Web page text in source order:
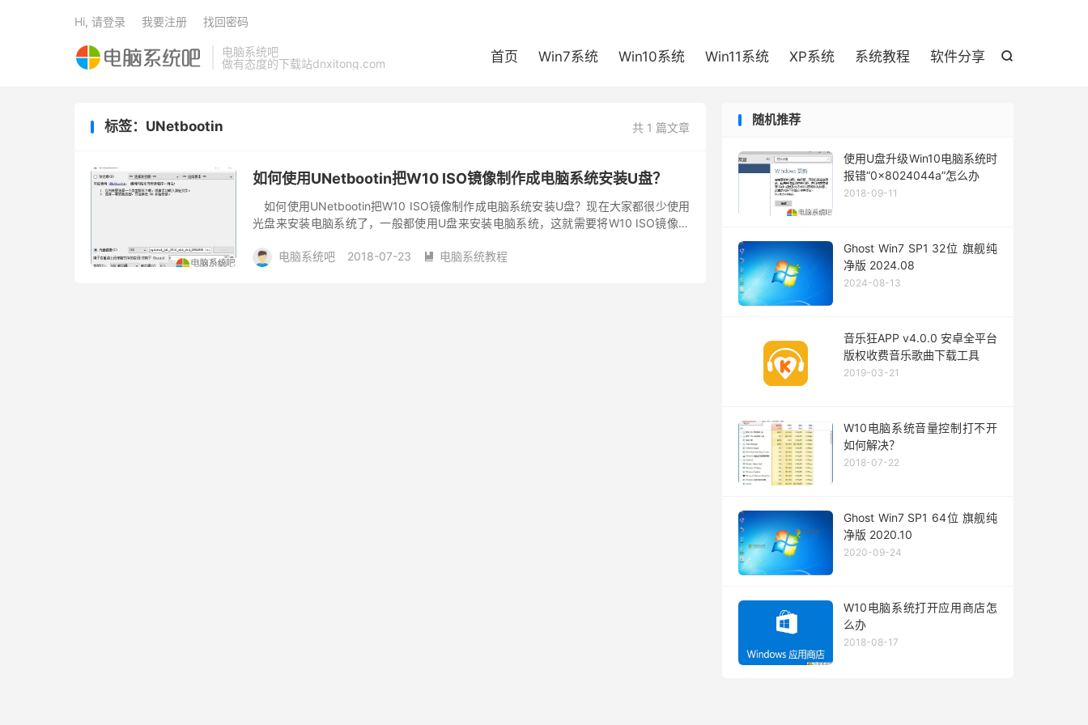
电脑系统吧
做有态度的下载站dnxitong.com

首页 Win7系统 Win10系统 Win11系统 XP系统 系统教程 软件分享
Hi, 请登录 我要注册 找回密码
共 1 篇文章
标签：UNetbootin
如何使用UNetbootin把W10 ISO镜像制作成电脑系统安装U盘？
如何使用UNetbootin把W10 ISO镜像制作成电脑系统安装U盘？现在大家都很少使用
光盘来安装电脑系统了，一般都使用U盘来安装电脑系统，这就需要将W10 ISO镜像制
电脑系统吧
2018-07-23  电脑系统教程
随机推荐
使用U盘升级Win10电脑系统时
报错“0x8024044a”怎么办
2018-09-11
Ghost Win7 SP1 32位 旗舰纯
净版 2024.08
2024-08-13
音乐狂APP v4.0.0 安卓全平台
版权收费音乐歌曲下载工具
2019-03-21
W10电脑系统音量控制打不开
如何解决？
2018-07-22
Ghost Win7 SP1 64位 旗舰纯
净版 2020.10
2020-09-24
W10电脑系统打开应用商店怎
么办
2018-08-17